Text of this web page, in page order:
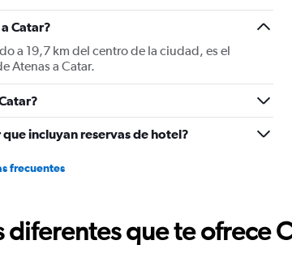
displaying
flights.
0
75.
Catar?
a 19,7 km del centro de la ciudad, es el
Atenas a Catar.
incluyan reservas de hotel?
frecuentes
que te ofrece